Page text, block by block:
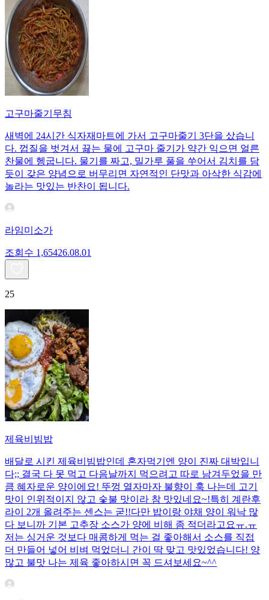
고구마줄기무침
새벽에 24시간 식자재마트에 가서 고구마줄기 3단을 샀습니
다. 껍질을 벗겨서 끓는 물에 고구마 줄기가 약간 익으면 얼른
찬물에 헹굽니다. 물기를 짜고, 밀가루 풀을 쑤어서 김치를 담
듯이 갖은 양념으로 버무리면 자연적인 단맛과 아삭한 식감에
놀라는 맛있는 반찬이 됩니다.
라임미소가
조회수 1,65426.08.01
25
제육비빔밥
배달로 시킨 제육비빔밥인데 혼자먹기엔 양이 진짜 대박입니
다;; 결국 다 못 먹고 다음날까지 먹으려고 따로 남겨두었을 만
큼 혜자로운 양이에요! 뚜껑 열자마자 불향이 훅 나는데 고기
맛이 인위적이지 않고 숯불 맛이라 참 맛있네요~!특히 계란후
라이 2개 올려주는 센스는 굳!! ​다만 밥이랑 야채 양이 워낙 많
다 보니까 기본 고추장 소스가 양에 비해 좀 적더라고요ㅠ.ㅠ
저는 싱거운 것보다 매콤하게 먹는 걸 좋아해서 소스를 직접
더 만들어 넣어 비벼 먹었더니 간이 딱 맞고 맛있었습니다! 양
많고 불맛 나는 제육 좋아하시면 꼭 드셔보세요~^^